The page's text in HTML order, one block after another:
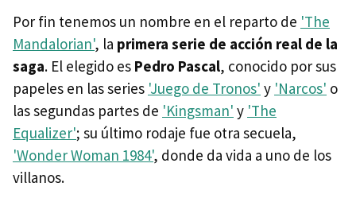
Por fin tenemos un nombre en el reparto de 'The
Mandalorian', la primera serie de acción real de la
saga. El elegido es Pedro Pascal, conocido por sus
papeles en las series 'Juego de Tronos' y 'Narcos' o
las segundas partes de 'Kingsman' y 'The
Equalizer'; su último rodaje fue otra secuela,
'Wonder Woman 1984', donde da vida a uno de los
villanos.